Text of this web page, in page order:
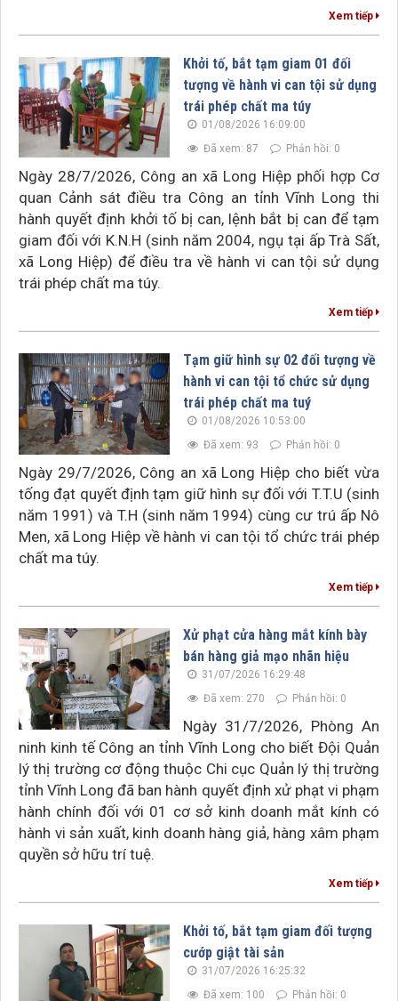
Xem tiếp
Khởi tố, bắt tạm giam 01 đối
tượng về hành vi can tội sử dụng
trái phép chất ma túy
01/08/2026 16:09:00
Đã xem: 87
Phản hồi: 0
Ngày 28/7/2026, Công an xã Long Hiệp phối hợp Cơ
quan Cảnh sát điều tra Công an tỉnh Vĩnh Long thi
hành quyết định khởi tố bị can, lệnh bắt bị can để tạm
giam đối với K.N.H (sinh năm 2004, ngụ tại ấp Trà Sất,
xã Long Hiệp) để điều tra về hành vi can tội sử dụng
trái phép chất ma túy.
Xem tiếp
Tạm giữ hình sự 02 đối tượng về
hành vi can tội tổ chức sử dụng
trái phép chất ma tuý
01/08/2026 10:53:00
Đã xem: 93
Phản hồi: 0
Ngày 29/7/2026, Công an xã Long Hiệp cho biết vừa
tống đạt quyết định tạm giữ hình sự đối với T.T.U (sinh
năm 1991) và T.H (sinh năm 1994) cùng cư trú ấp Nô
Men, xã Long Hiệp về hành vi can tội tổ chức trái phép
chất ma túy.
Xem tiếp
Xử phạt cửa hàng mắt kính bày
bán hàng giả mạo nhãn hiệu
31/07/2026 16:29:48
Đã xem: 270
Phản hồi: 0
Ngày 31/7/2026, Phòng An
ninh kinh tế Công an tỉnh Vĩnh Long cho biết Đội Quản
lý thị trường cơ động thuộc Chi cục Quản lý thị trường
tỉnh Vĩnh Long đã ban hành quyết định xử phạt vi phạm
hành chính đối với 01 cơ sở kinh doanh mắt kính có
hành vi sản xuất, kinh doanh hàng giả, hàng xâm phạm
quyền sở hữu trí tuệ.
Xem tiếp
Khởi tố, bắt tạm giam đối tượng
cướp giật tài sản
31/07/2026 16:25:32
Đã xem: 100
Phản hồi: 0